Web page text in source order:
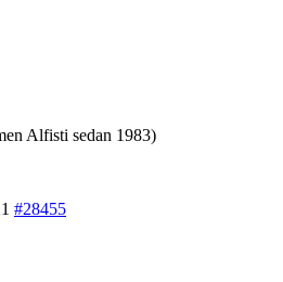
Alfisti sedan 1983)
#28455